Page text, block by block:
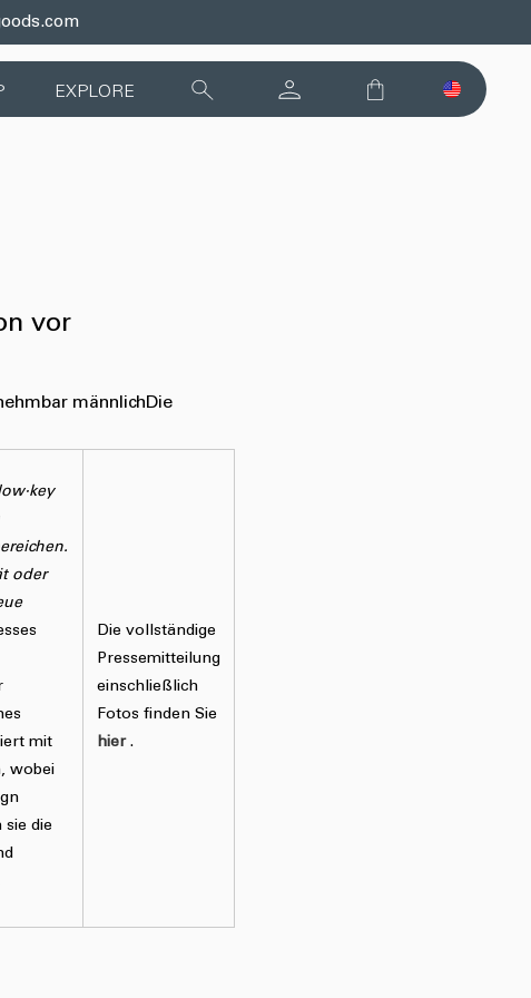
EXPLORE
vor
männlichDie
oder
mit
wobei
sie die
Die vollständige
Pressemitteilung
einschließlich
Fotos finden Sie
hier.